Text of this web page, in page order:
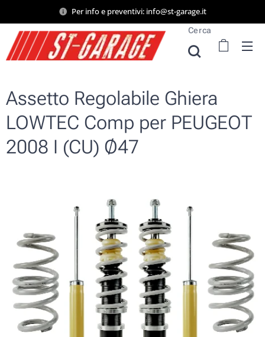
Per info e preventivi: info@st-garage.it
Cerca
Assetto Regolabile Ghiera
LOWTEC Comp per PEUGEOT
2008 I (CU) Ø47